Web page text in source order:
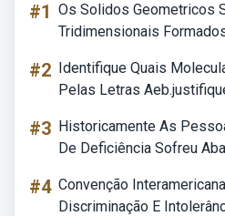
#1 Os Solidos Geometricos
Tridimensionais
#2 Identifique Quais
Pelas Letras
#3 Historicamente As
De Deficiência Sofreu
#4 Convenção
Discriminação E